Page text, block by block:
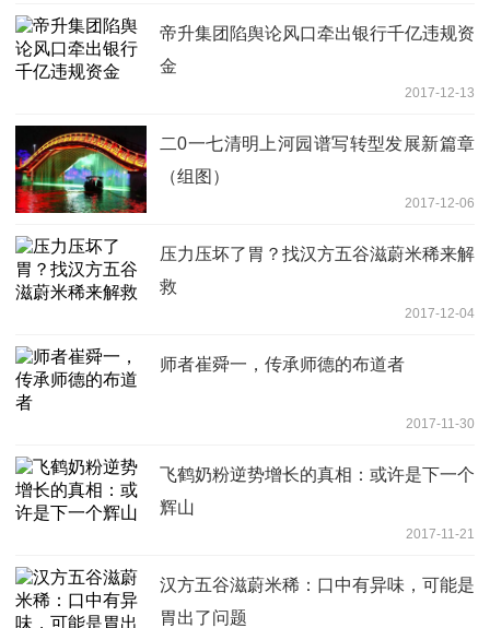
帝升集团陷舆论风口牵出银行千亿违规资
金
2017-12-13
二0一七清明上河园谱写转型发展新篇章
（组图）
2017-12-06
压力压坏了胃？找汉方五谷滋蔚米稀来解
救
2017-12-04
师者崔舜一，传承师德的布道者
2017-11-30
飞鹤奶粉逆势增长的真相：或许是下一个
辉山
2017-11-21
汉方五谷滋蔚米稀：口中有异味，可能是
胃出了问题